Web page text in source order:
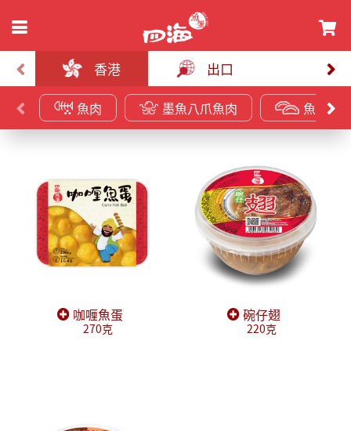
香港 出口
魚肉 墨魚八爪魚肉 魚皮餃
咖喱魚蛋
270克
碗仔翅
220克